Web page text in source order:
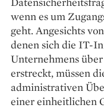
wenn es um
geht. Angesichts
denen sich die IT-
Unternehmens
erstreckt, müssen
administrativen
einer einheitlichen